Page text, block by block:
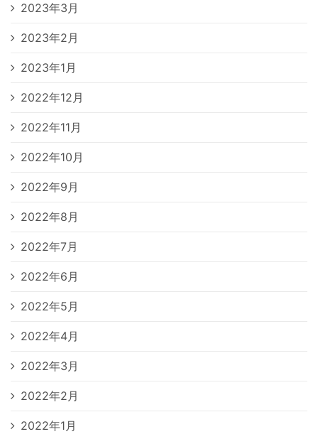
2023年3月
2023年2月
2023年1月
2022年12月
2022年11月
2022年10月
2022年9月
2022年8月
2022年7月
2022年6月
2022年5月
2022年4月
2022年3月
2022年2月
2022年1月